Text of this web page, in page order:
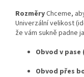
RozměryChceme,
Univerzální velikost
že vám sukně padne
Obvod v
Obvod přes